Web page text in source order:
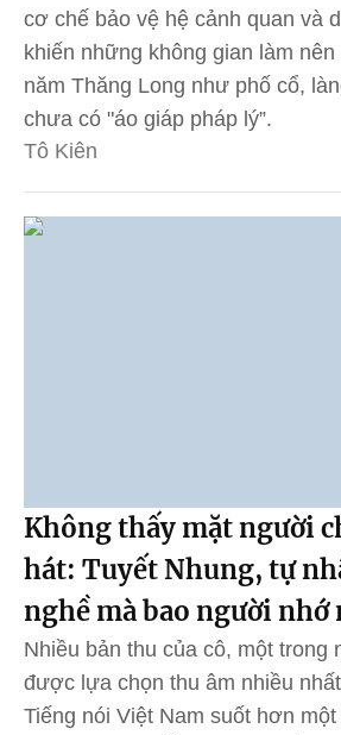
cơ chế bảo vệ hệ cảnh quan và
khiến những không gian làm
năm Thăng Long như phố cổ,
chưa có "áo giáp pháp lý”.
Tô Kiên
Không thấy mặt người
hát: Tuyết Nhung, tự
nghề mà bao người nhớ
Nhiều bản thu của cô, một trong
được lựa chọn thu âm nhiều
Tiếng nói Việt Nam suốt hơn